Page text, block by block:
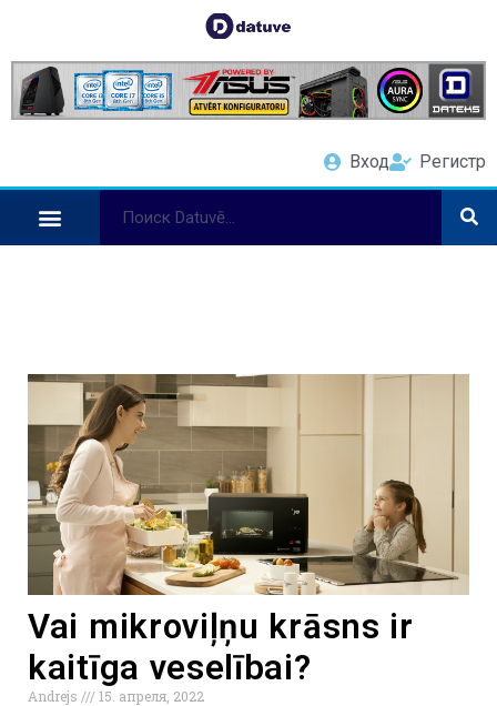
Вход Регистр
Vai mikroviļņu krāsns ir
kaitīga veselībai?
Andrejs
15. апреля, 2022